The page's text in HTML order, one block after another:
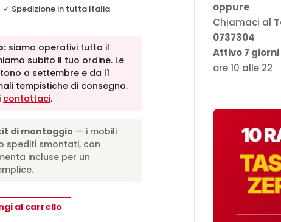
✓ Spedizione in tutta Italia·
siamo operativi tutto il
subito il tuo ordine. Le
a settembre e da lì
tempistiche di consegna.
contattaci.
di montaggio — i mobili
spediti smontati, con
incluse per un
al carrello
oppure
Chiamaci al
0737304
Attivo 7 giorni
ore 10 alle 22